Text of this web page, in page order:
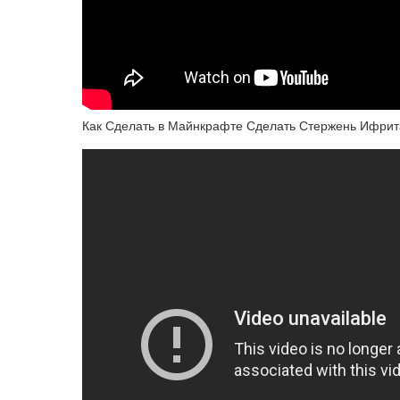
Как Сделать в Майнкрафте Сделать Стержень